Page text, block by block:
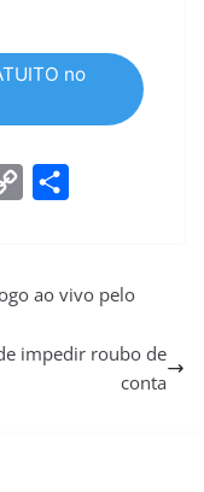
no
a
e
ao vivo pelo
impedir roubo de
conta